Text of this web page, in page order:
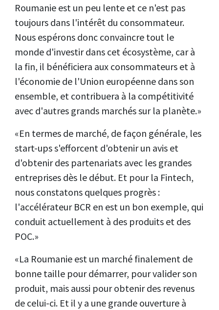
Roumanie est un peu lente et ce n'est pas
toujours dans l'intérêt du consommateur.
Nous espérons donc convaincre tout le
monde d'investir dans cet écosystème, car à
la fin, il bénéficiera aux consommateurs et à
l'économie de l'Union européenne dans son
ensemble, et contribuera à la compétitivité
avec d'autres grands marchés sur la planète.»
«En termes de marché, de façon générale, les
start-ups s'efforcent d'obtenir un avis et
d'obtenir des partenariats avec les grandes
entreprises dès le début. Et pour la Fintech,
nous constatons quelques progrès :
l'accélérateur BCR en est un bon exemple, qui
conduit actuellement à des produits et des
POC.»
«La Roumanie est un marché finalement de
bonne taille pour démarrer, pour valider son
produit, mais aussi pour obtenir des revenus
de celui-ci. Et il y a une grande ouverture à